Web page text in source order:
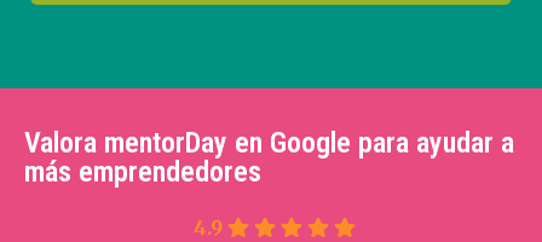
Valora mentorDay en Google para ayudar a
más emprendedores
4.9